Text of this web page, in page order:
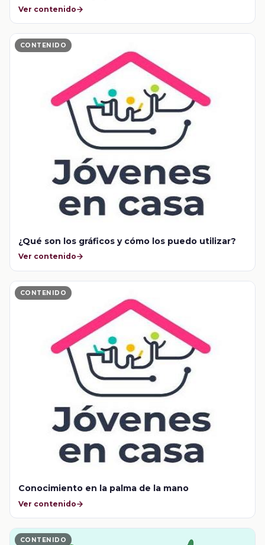
Ver contenido
CONTENIDO
¿Qué son los gráficos y cómo los puedo utilizar?
Ver contenido
CONTENIDO
Conocimiento en la palma de la mano
Ver contenido
CONTENIDO